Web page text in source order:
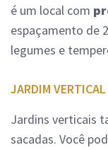
é um local com
espaçamento de
legumes e
JARDIM VERTICAL
Jardins verticais
sacadas. Você